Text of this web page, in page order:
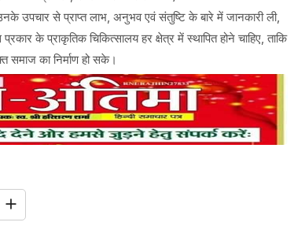
उपचार से प्राप्त लाभ, अनुभव एवं संतुष्टि के बारे में जानकारी ली,
के प्राकृतिक चिकित्सालय हर क्षेत्र में स्थापित होने चाहिए, ताकि
का निर्माण हो सके।